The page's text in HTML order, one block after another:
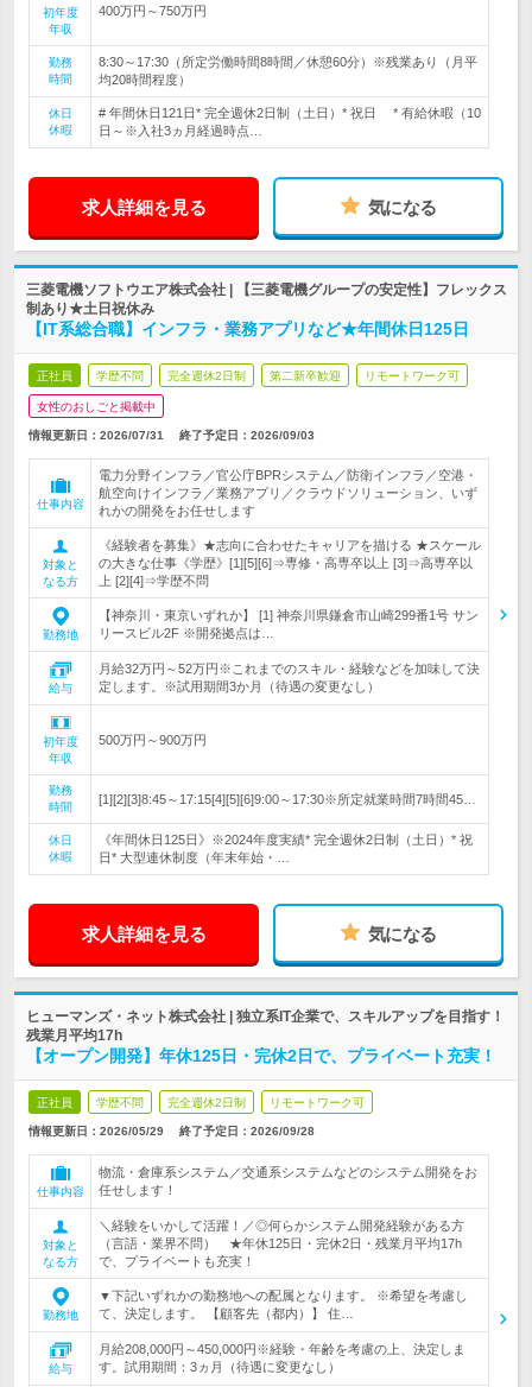
初年度
年収
400万円～750万円
勤務
時間
8:30～17:30（所定労働時間8時間／休憩60分）※残業あり（月平
均20時間程度）
休日
休暇
# 年間休日121日* 完全週休2日制（土日）* 祝日 * 有給休暇（10
日～※入社3ヵ月経過時点…
求人詳細を見る 気になる
三菱電機ソフトウエア株式会社 | 【三菱電機グループの安定性】フレックス
制あり★土日祝休み
【IT系総合職】インフラ・業務アプリなど★年間休日125日
正社員 学歴不問 完全週休2日制 第二新卒歓迎 リモートワーク可
女性のおしごと掲載中
情報更新日：2026/07/31 終了予定日： 2026/09/03
仕事内容
電力分野インフラ／官公庁BPRシステム／防衛インフラ／空港・
航空向けインフラ／業務アプリ／クラウドソリューション、いず
れかの開発をお任せします
対象と
なる方
《経験者を募集》★志向に合わせたキャリアを描ける ★スケール
の大きな仕事《学歴》[1][5][6]⇒専修・高専卒以上 [3]⇒高専卒以
上 [2][4]⇒学歴不問
勤務地
【神奈川・東京いずれか】 [1] 神奈川県鎌倉市山崎299番1号 サン
リースビル2F ※開発拠点は…
給与
月給32万円～52万円※これまでのスキル・経験などを加味して決
定します。※試用期間3か月（待遇の変更なし）
初年度
年収
500万円～900万円
勤務
時間
[1][2][3]8:45～17:15[4][5][6]9:00～17:30※所定就業時間7時間45…
休日
休暇
《年間休日125日》※2024年度実績* 完全週休2日制（土日）* 祝
日* 大型連休制度（年末年始・…
求人詳細を見る 気になる
ヒューマンズ・ネット株式会社 | 独立系IT企業で、スキルアップを目指す！
残業月平均17h
【オープン開発】年休125日・完休2日で、プライベート充実！
正社員 学歴不問 完全週休2日制 リモートワーク可
情報更新日：2026/05/29 終了予定日： 2026/09/28
仕事内容
物流・倉庫系システム／交通系システムなどのシステム開発をお
任せします！
対象と
なる方
＼経験をいかして活躍！／◎何らかシステム開発経験がある方
（言語・業界不問） ★年休125日・完休2日・残業月平均17h
で、プライベートも充実！
勤務地
▼下記いずれかの勤務地への配属となります。 ※希望を考慮し
て、決定します。 【顧客先（都内）】 住…
給与
月給208,000円～450,000円※経験・年齢を考慮の上、決定しま
す。試用期間：3ヵ月（待遇に変更なし）